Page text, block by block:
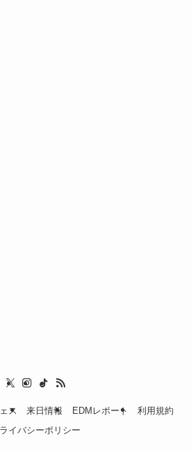
ス 来日情報 EDMレポート
利用規約
イバシーポリシー